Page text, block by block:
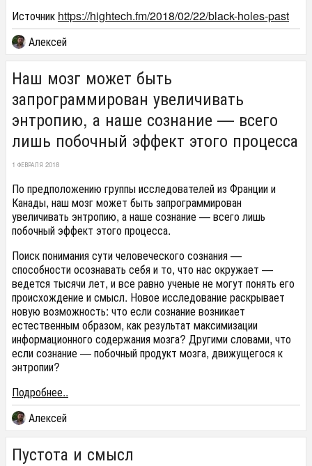
Источник https://hightech.fm/2018/02/22/black-holes-past
Алексей
Наш мозг может быть
запрограммирован увеличивать
энтропию, а наше сознание — всего
лишь побочный эффект этого процесса
1 ФЕВРАЛЯ 2018
По предположению группы исследователей из Франции и
Канады, наш мозг может быть запрограммирован
увеличивать энтропию, а наше сознание — всего лишь
побочный эффект этого процесса.
Поиск понимания сути человеческого сознания —
способности осознавать себя и то, что нас окружает —
ведется тысячи лет, и все равно ученые не могут понять его
происхождение и смысл. Новое исследование раскрывает
новую возможность: что если сознание возникает
естественным образом, как результат максимизации
информационного содержания мозга? Другими словами, что
если сознание — побочный продукт мозга, движущегося к
энтропии?
Подробнее..
Алексей
Пустота и смысл